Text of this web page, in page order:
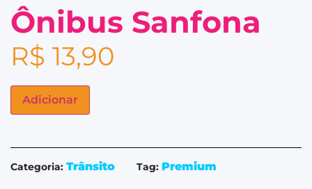
Ônibus Sanfona
R$ 13,90
Adicionar
Categoria: Trânsito Tag: Premium